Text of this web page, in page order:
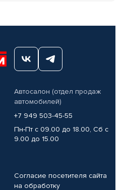
Автосалон (отдел продаж
автомобилей)
+7 949 503-45-55
Пн-Пт с 09.00 до 18.00, Сб с
9.00 до 15.00
Согласие посетителя сайта
на обработку